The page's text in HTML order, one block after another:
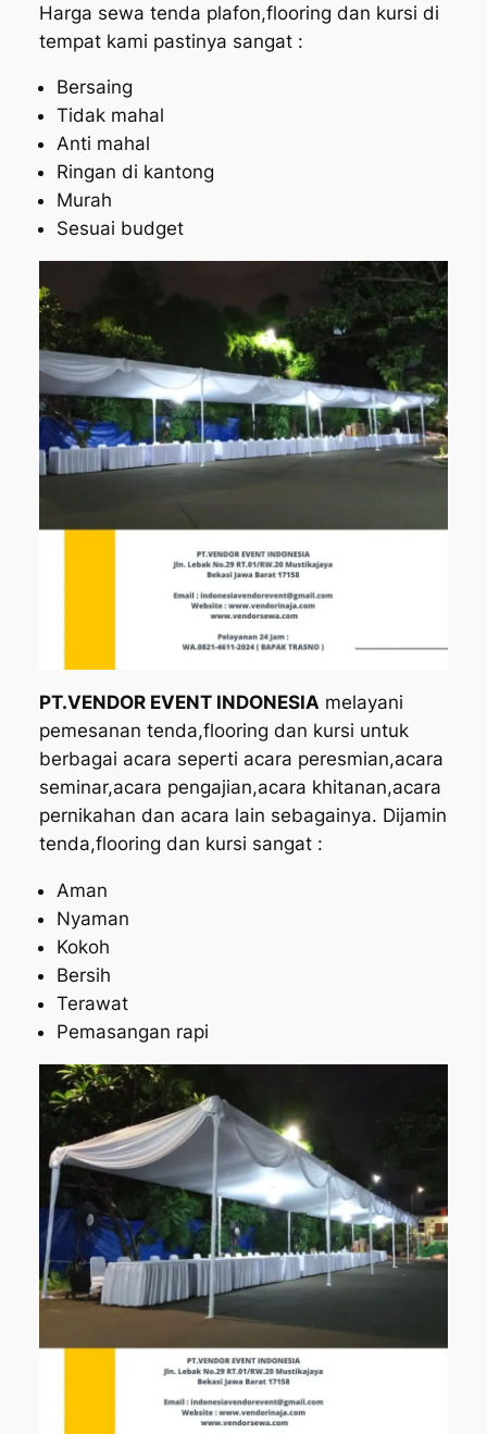
Harga sewa tenda plafon,flooring dan kursi di
tempat kami pastinya sangat :
Bersaing
Tidak mahal
Anti mahal
Ringan di kantong
Murah
Sesuai budget
PT.VENDOR EVENT INDONESIAmelayani
pemesanan tenda,flooring dan kursi untuk
berbagai acara seperti acara peresmian,acara
seminar,acara pengajian,acara khitanan,acara
pernikahan dan acara lain sebagainya. Dijamin
tenda,flooring dan kursi sangat :
Aman
Nyaman
Kokoh
Bersih
Terawat
Pemasangan rapi